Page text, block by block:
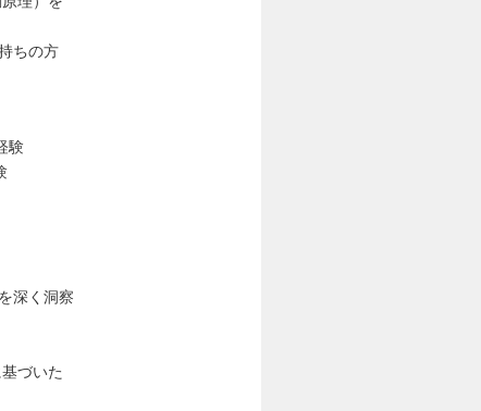
ちの方
験
深く洞察
づいた